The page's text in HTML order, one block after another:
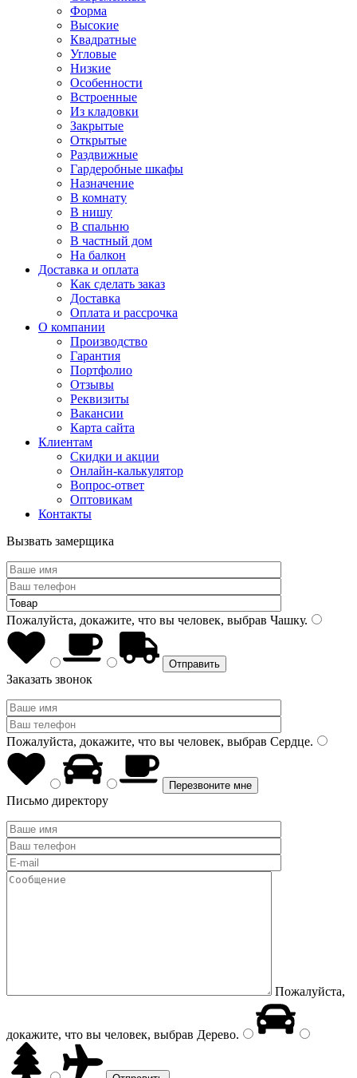
Форма
Высокие
Квадратные
Угловые
Низкие
Особенности
Встроенные
Из кладовки
Закрытые
Открытые
Раздвижные
Гардеробные шкафы
Назначение
В комнату
В нишу
В спальню
В частный дом
На балкон
Доставка и оплата
Как сделать заказ
Доставка
Оплата и рассрочка
О компании
Производство
Гарантия
Портфолио
Отзывы
Реквизиты
Вакансии
Карта сайта
Клиентам
Скидки и акции
Онлайн-калькулятор
Вопрос-ответ
Оптовикам
Контакты
Вызвать замерщика
Пожалуйста, докажите, что вы человек, выбрав Чашку.
Заказать звонок
Пожалуйста, докажите, что вы человек, выбрав Сердце.
Письмо директору
Пожалуйста,
докажите, что вы человек, выбрав Дерево.